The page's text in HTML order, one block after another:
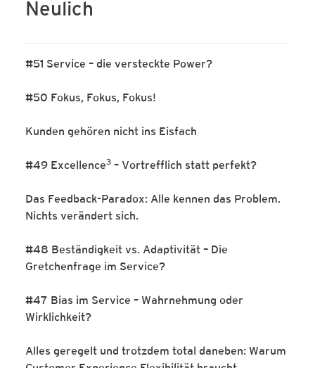
Neulich
#51 Service – die versteckte Power?
#50 Fokus, Fokus, Fokus!
Kunden gehören nicht ins Eisfach
#49 Excellence3 – Vortrefflich statt perfekt?
Das Feedback-Paradox: Alle kennen das Problem.
Nichts verändert sich.
#48 Beständigkeit vs. Adaptivität – Die
Gretchenfrage im Service?
#47 Bias im Service – Wahrnehmung oder
Wirklichkeit?
Alles geregelt und trotzdem total daneben: Warum